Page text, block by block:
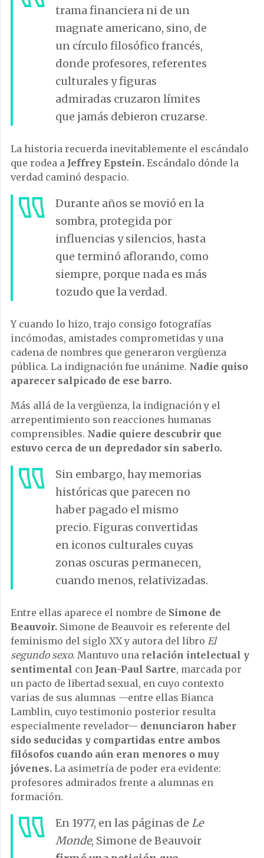
trama financiera ni de un
magnate americano, sino, de
un círculo filosófico francés,
donde profesores, referentes
culturales y figuras
admiradas cruzaron límites
que jamás debieron cruzarse.
La historia recuerda inevitablemente el escándalo
que rodea a Jeffrey Epstein. Escándalo dónde la
verdad caminó despacio.
Durante años se movió en la
sombra, protegida por
influencias y silencios, hasta
que terminó aflorando, como
siempre, porque nada es más
tozudo que la verdad.
Y cuando lo hizo, trajo consigo fotografías
incómodas, amistades comprometidas y una
cadena de nombres que generaron vergüenza
pública. La indignación fue unánime. Nadie quiso
aparecer salpicado de ese barro.
Más allá de la vergüenza, la indignación y el
arrepentimiento son reacciones humanas
comprensibles. Nadie quiere descubrir que
estuvo cerca de un depredador sin saberlo.
Sin embargo, hay memorias
históricas que parecen no
haber pagado el mismo
precio. Figuras convertidas
en iconos culturales cuyas
zonas oscuras permanecen,
cuando menos, relativizadas.
Entre ellas aparece el nombre de Simone de
Beauvoir. Simone de Beauvoir es referente del
feminismo del siglo XX y autora del libro El
segundo sexo. Mantuvo una relación intelectual y
sentimental con Jean-Paul Sartre, marcada por
un pacto de libertad sexual, en cuyo contexto
varias de sus alumnas —entre ellas Bianca
Lamblin, cuyo testimonio posterior resulta
especialmente revelador— denunciaron haber
sido seducidas y compartidas entre ambos
filósofos cuando aún eran menores o muy
jóvenes. La asimetría de poder era evidente:
profesores admirados frente a alumnas en
formación.
En 1977, en las páginas de Le
Monde, Simone de Beauvoir